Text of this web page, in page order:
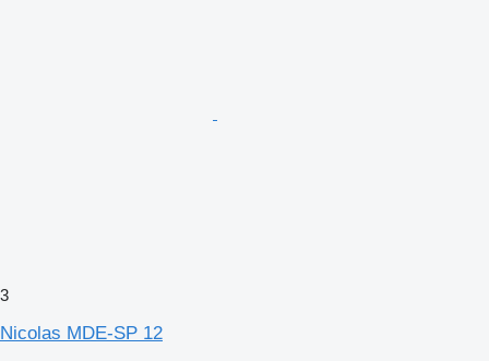
3
Nicolas MDE-SP 12